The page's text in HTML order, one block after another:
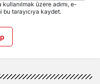
üzere adımı, e-
tarayıcıya kaydet.